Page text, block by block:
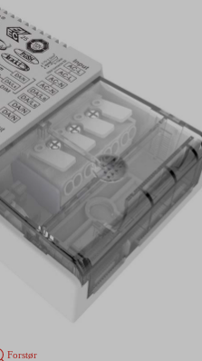
Forstør